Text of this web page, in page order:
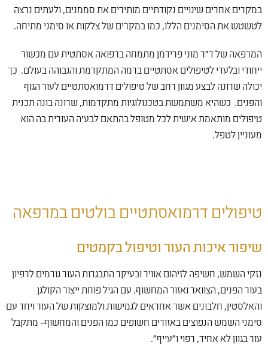
במקרים אחרים שינויים נקודתיים מותירים את סממנים, ולעתים נרצה
לטשטש את הסימנים הללו, כמו במקרים של צלקות או סימני מתיחה.
המרפאה של ד"ר מוני פרידמן מתמחה ברפואה אסתטית עם מכשור
ייחודי ובלעדי לטיפולים אסתטיים ברמה המתקדמת והגבוהה בעולם. כך
יכולה שרונה לבצע מגוון רחב של טיפולים דרמואסתטיים לעור הגוף
והפנים. כשהיא משתמשת בטכנולוגיות מתקדמות, שרונה בונה תכנית
טיפולים מותאמת אישית לכל מטופל בהתאם לבעיה העורית בה הוא
מעוניין לטפל.
טיפולים דרמואסתטיים בולטים במרפאה
שיפור איכות העור וטיפול בקמטים
נזקי השמש, חשיפה לזיהום אוויר ובעיקר התבגרות העור גורמים לרפיון
בעור הפנים, הצוואר ואזור המחשוף. עם הגיל פוחת ייצור הקולגן
והאלסטין, חלבונים אשר אחראים לגמישות ולמוצקות של העור ויחד עם
סימני השמש הנפוצים באזורים חשופים כמו הפנים והמחשוף– מתקבל
עור בגוון לא אחיד, רפוי ו"עייף".